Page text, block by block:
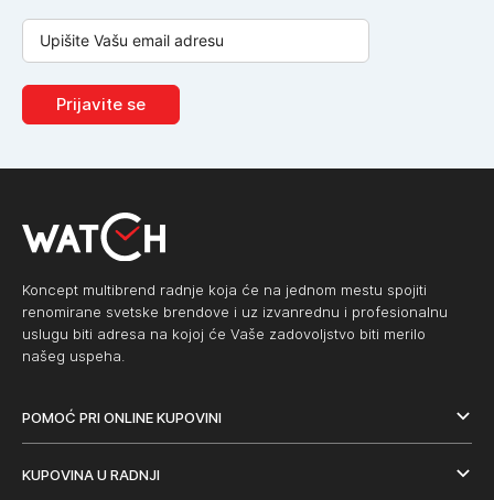
Prijavite se
Koncept multibrend radnje koja će na jednom mestu spojiti
renomirane svetske brendove i uz izvanrednu i profesionalnu
uslugu biti adresa na kojoj će Vaše zadovoljstvo biti merilo
našeg uspeha.
POMOĆ PRI ONLINE KUPOVINI
KUPOVINA U RADNJI